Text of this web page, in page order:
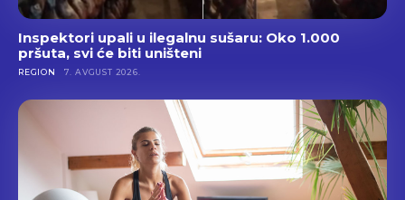
Inspektori upali u ilegalnu sušaru: Oko 1.000
pršuta, svi će biti uništeni
REGION 7. AVGUST 2026.